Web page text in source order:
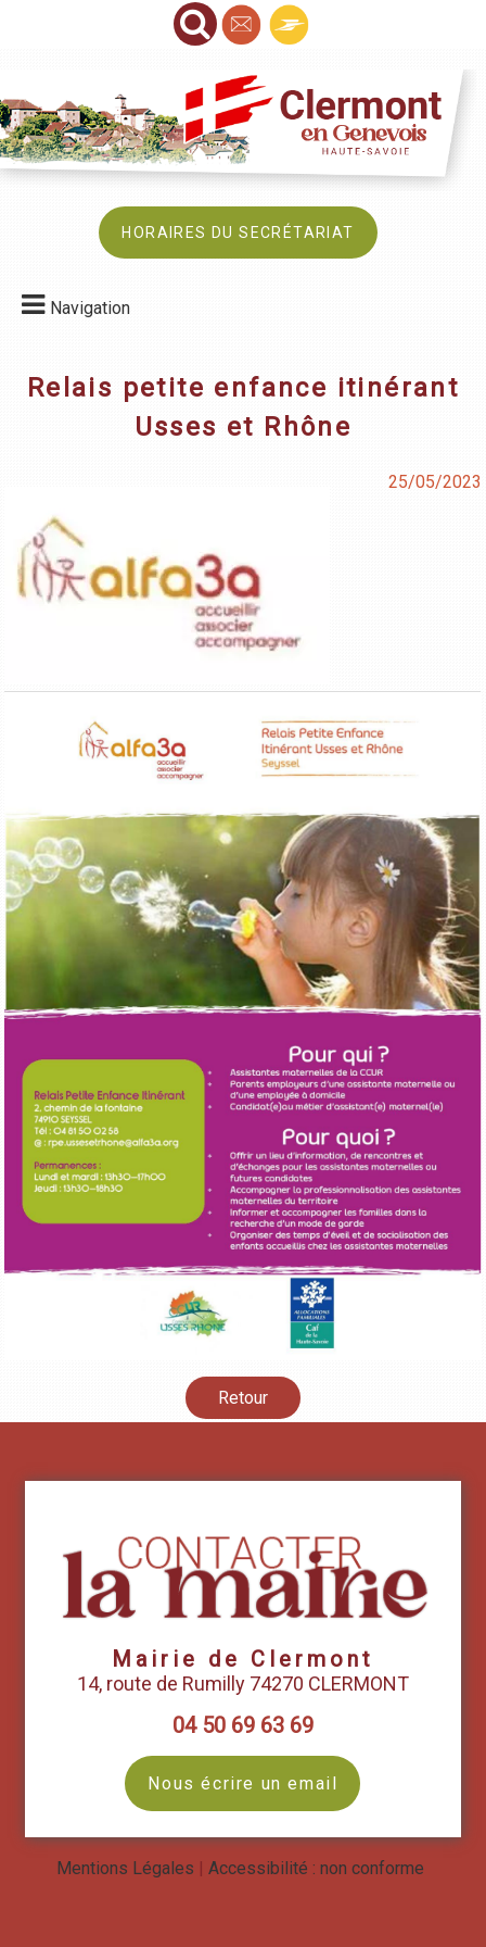
HORAIRES DU SECRÉTARIAT
Navigation
Relais petite enfance itinérant
Usses et Rhône
25/05/2023
Retour
Mairie de Clermont
14, route de Rumilly 74270 CLERMONT
04 50 69 63 69
Nous écrire un email
Mentions Légales Accessibilité : non conforme